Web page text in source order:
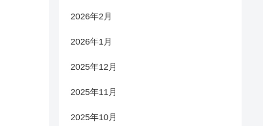
2026年2月
2026年1月
2025年12月
2025年11月
2025年10月